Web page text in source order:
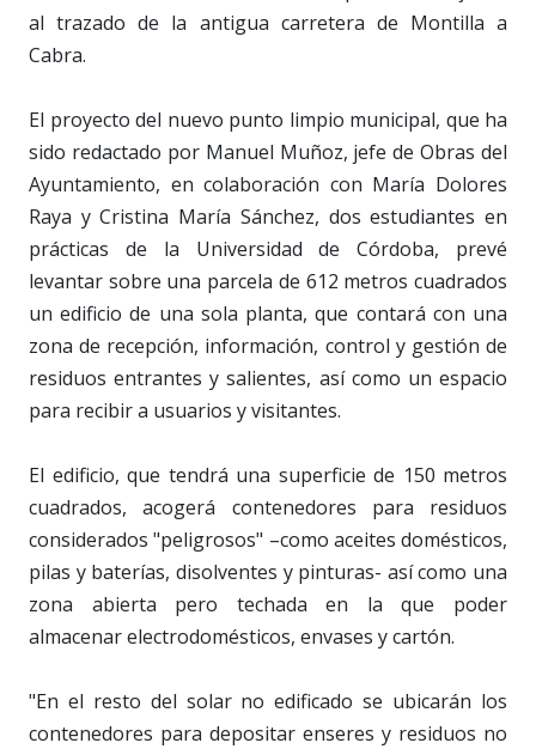
al trazado de la antigua carretera de Montilla a
Cabra.
El proyecto del nuevo punto limpio municipal, que ha
sido redactado por Manuel Muñoz, jefe de Obras del
Ayuntamiento, en colaboración con María Dolores
Raya y Cristina María Sánchez, dos estudiantes en
prácticas de la Universidad de Córdoba, prevé
levantar sobre una parcela de 612 metros cuadrados
un edificio de una sola planta, que contará con una
zona de recepción, información, control y gestión de
residuos entrantes y salientes, así como un espacio
para recibir a usuarios y visitantes.
El edificio, que tendrá una superficie de 150 metros
cuadrados, acogerá contenedores para residuos
considerados "peligrosos" –como aceites domésticos,
pilas y baterías, disolventes y pinturas- así como una
zona abierta pero techada en la que poder
almacenar electrodomésticos, envases y cartón.
"En el resto del solar no edificado se ubicarán los
contenedores para depositar enseres y residuos no